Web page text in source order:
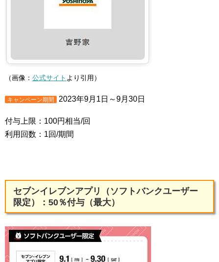
（画像： 公式サイト より引用）
キャンペーン期間 2023年9月1日～9月30日
付与上限：100円相当/回
利用回数：1回/期間
セブンイレブンアプリ（ソフトバンクユーザー
限定）：50％付与（最大）